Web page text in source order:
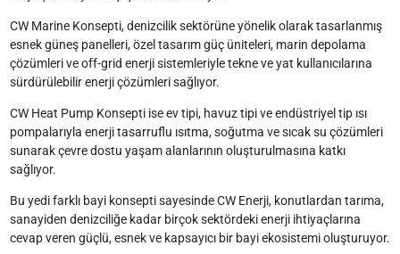
CW Marine Konsepti, denizcilik sektörüne yönelik olarak tasarlanmış
esnek güneş panelleri, özel tasarım güç üniteleri, marin depolama
çözümleri ve off-grid enerji sistemleriyle tekne ve yat kullanıcılarına
sürdürülebilir enerji çözümleri sağlıyor.
CW Heat Pump Konsepti ise ev tipi, havuz tipi ve endüstriyel tip ısı
pompalarıyla enerji tasarruflu ısıtma, soğutma ve sıcak su çözümleri
sunarak çevre dostu yaşam alanlarının oluşturulmasına katkı
sağlıyor.
Bu yedi farklı bayi konsepti sayesinde CW Enerji, konutlardan tarıma,
sanayiden denizciliğe kadar birçok sektördeki enerji ihtiyaçlarına
cevap veren güçlü, esnek ve kapsayıcı bir bayi ekosistemi oluşturuyor.